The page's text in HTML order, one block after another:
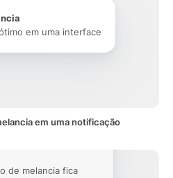
em uma interface
em uma notificação
de melancia fica